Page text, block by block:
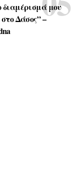
διαμέρισμά μου
Δάσος” –